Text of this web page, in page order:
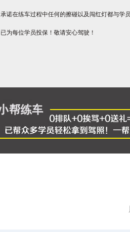
承诺在练车过程中任何的擦碰以及闯红灯都与学
已为每位学员投保！敬请安心驾驶！